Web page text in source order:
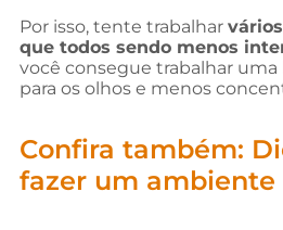
Por isso, tente trabalhar
que todos sendo menos
você consegue trabalhar uma
para os olhos e menos
Confira também:
fazer um ambiente